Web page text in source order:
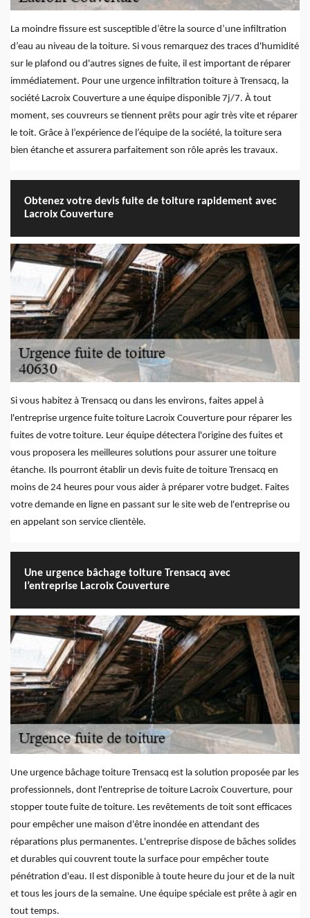
La moindre fissure est susceptible d’être la source d’une infiltration
d’eau au niveau de la toiture. Si vous remarquez des traces d'humidité
sur le plafond ou d'autres signes de fuite, il est important de réparer
immédiatement. Pour une urgence infiltration toiture à Trensacq, la
société Lacroix Couverture a une équipe disponible 7j/7. À tout
moment, ses couvreurs se tiennent prêts pour agir très vite et réparer
le toit. Grâce à l’expérience de l’équipe de la société, la toiture sera
bien étanche et assurera parfaitement son rôle après les travaux.
Obtenez votre devis fuite de toiture rapidement avec
Lacroix Couverture
Si vous habitez à Trensacq ou dans les environs, faites appel à
l'entreprise urgence fuite toiture Lacroix Couverture pour réparer les
fuites de votre toiture. Leur équipe détectera l'origine des fuites et
vous proposera les meilleures solutions pour assurer une toiture
étanche. Ils pourront établir un devis fuite de toiture Trensacq en
moins de 24 heures pour vous aider à préparer votre budget. Faites
votre demande en ligne en passant sur le site web de l'entreprise ou
en appelant son service clientèle.
Une urgence bâchage toiture Trensacq avec
l’entreprise Lacroix Couverture
Une urgence bâchage toiture Trensacq est la solution proposée par les
professionnels, dont l'entreprise de toiture Lacroix Couverture, pour
stopper toute fuite de toiture. Les revêtements de toit sont efficaces
pour empêcher une maison d'être inondée en attendant des
réparations plus permanentes. L'entreprise dispose de bâches solides
et durables qui couvrent toute la surface pour empêcher toute
pénétration d'eau. Il est disponible à toute heure du jour et de la nuit
et tous les jours de la semaine. Une équipe spéciale est prête à agir en
tout temps.